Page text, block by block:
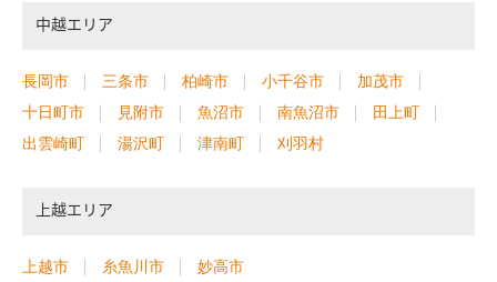
中越エリア
長岡市 三条市 柏崎市 小千谷市
加茂市
十日町市
見附市 魚沼市 南魚沼市
田上町
出雲崎町
湯沢町 津南町 刈羽村
上越エリア
上越市 糸魚川市 妙高市